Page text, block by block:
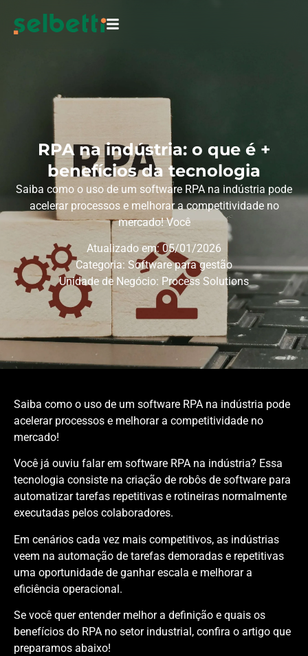
RPA na indústria: o que é +
benefícios da tecnologia
Saiba como o uso de um software RPA na indústria pode
acelerar processos e melhorar a competitividade no
mercado! Você
Atualizado em: 05/01/2026
Categoria: Software para gestão
Unidade de Negócio: Process Solutions
Saiba como o uso de um software RPA na indústria pode
acelerar processos e melhorar a competitividade no
mercado!
Você já ouviu falar em software RPA na indústria? Essa
tecnologia consiste na criação de robôs de software para
automatizar tarefas repetitivas e rotineiras normalmente
executadas pelos colaboradores.
Em cenários cada vez mais competitivos, as indústrias
veem na automação de tarefas demoradas e repetitivas
uma oportunidade de ganhar escala e melhorar a
eficiência operacional.
Se você quer entender melhor a definição e quais os
benefícios do RPA no setor industrial, confira o artigo que
preparamos abaixo!